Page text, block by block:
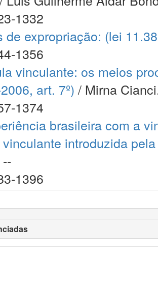
1332
de expropriação: (lei
1356
vinculante: os meios
art. 7º) / Mirna
1374
brasileira com a
introduzida
1396